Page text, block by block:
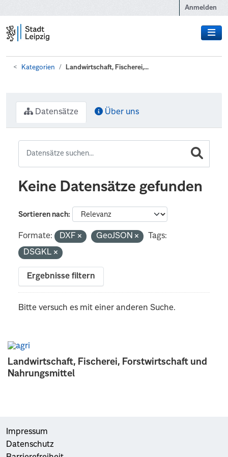
Anmelden
Kategorien Landwirtschaft, Fischerei,...
Landwirtschaft, Fischerei, Forstwirtschaft und
Nahrungsmittel
Datensätze Über uns
Keine Datensätze gefunden
Sortieren nach
Formate: DXF GeoJSON
Tags:
DSGKL
Ergebnisse filtern
Bitte versuch es mit einer anderen Suche.
Impressum
Datenschutz